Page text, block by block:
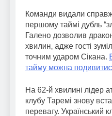
Команди видали
першому таймі дубль
Галено дозволив
хвилин, адже гості
точним ударом Сікана.
тайму можна
На 62-й хвилині лідер
клубу Таремі знову
перевагу. Український